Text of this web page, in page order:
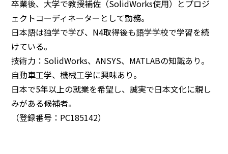
卒業後、大学で教授補佐（SolidWorks使用）とプロジ
ェクトコーディネーターとして勤務。
日本語は独学で学び、N4取得後も語学学校で学習を続
けている。
技術力：SolidWorks、ANSYS、MATLABの知識あり。
自動車工学、機械工学に興味あり。
日本で5年以上の就業を希望し、誠実で日本文化に親し
みがある候補者。
（登録番号：PC185142）